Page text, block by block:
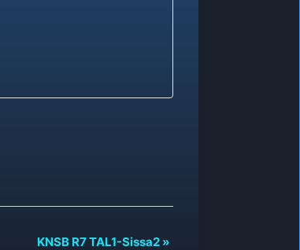
KNSB R7 TAL1-Sissa2 »